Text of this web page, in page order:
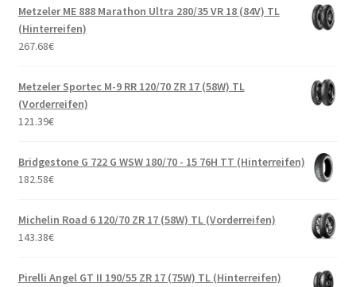
Metzeler ME 888 Marathon Ultra 280/35 VR 18 (84V) TL
(Hinterreifen)
267.68€
Metzeler Sportec M-9 RR 120/70 ZR 17 (58W) TL
(Vorderreifen)
121.39€
Bridgestone G 722 G WSW 180/70 - 15 76H TT (Hinterreifen)
182.58€
Michelin Road 6 120/70 ZR 17 (58W) TL (Vorderreifen)
143.38€
Pirelli Angel GT II 190/55 ZR 17 (75W) TL (Hinterreifen)